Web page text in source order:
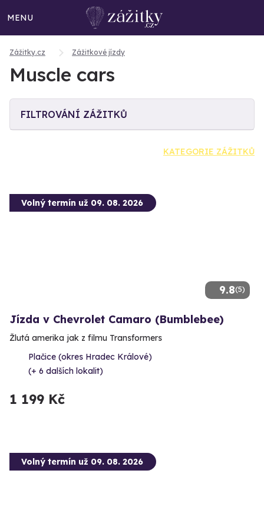
MENU
Zážitky.cz Zážitkové jízdy
Muscle cars
FILTROVÁNÍ ZÁŽITKŮ
KATEGORIE ZÁŽITKŮ
9.8(5)
Volný termín už 09. 08. 2026
Jízda v Chevrolet Camaro (Bumblebee)
Žlutá amerika jak z filmu Transformers
Plačice (okres Hradec Králové)
(+ 6 dalších lokalit)
1 199 Kč
Volný termín už 09. 08. 2026